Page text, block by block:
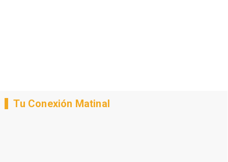
Tu Conexión Matinal